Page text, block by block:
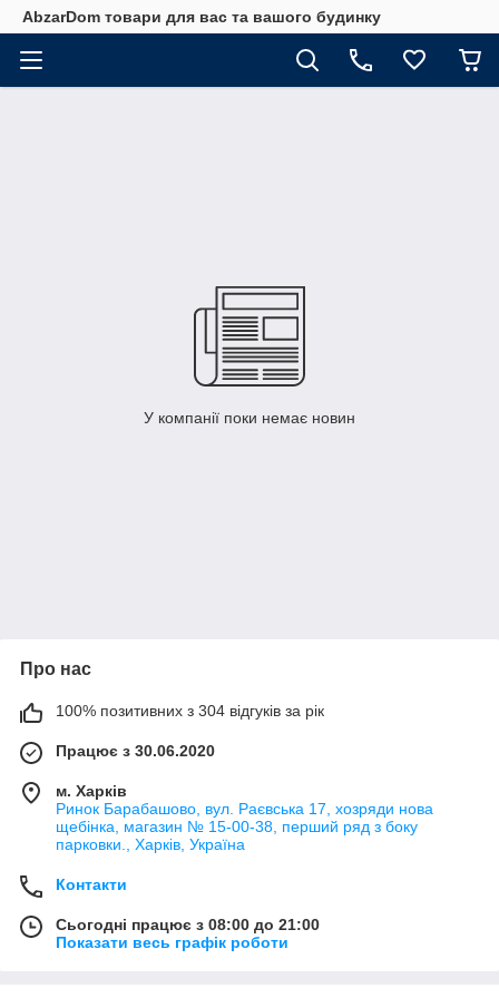
AbzarDom товари для вас та вашого будинку
У компанії поки немає новин
Про нас
100% позитивних з 304 відгуків за рік
Працює з 30.06.2020
м. Харків
Ринок Барабашово, вул. Раєвська 17, хозряди нова
щебінка, магазин № 15-00-38, перший ряд з боку
парковки., Харків, Україна
Контакти
Сьогодні працює з 08:00 до 21:00
Показати весь графік роботи